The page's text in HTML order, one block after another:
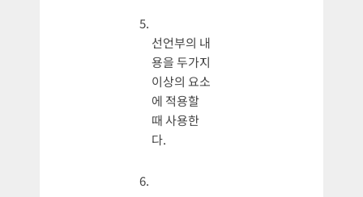
선언부의 내
용을 두가지
이상의 요소
에 적용할
때 사용한
다.